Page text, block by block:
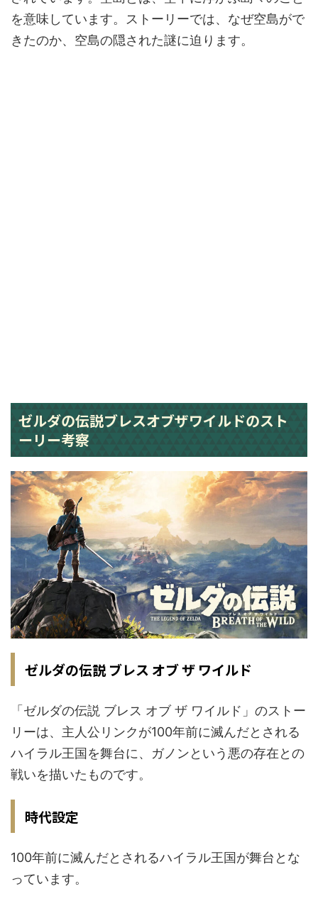
を意味しています。ストーリーでは、なぜ空島がで
きたのか、空島の隠された謎に迫ります。
ゼルダの伝説ブレスオブザワイルドのスト
ーリー考察
ゼルダの伝説 ブレス オブ ザ ワイルド
「ゼルダの伝説 ブレス オブ ザ ワイルド」のストー
リーは、主人公リンクが100年前に滅んだとされる
ハイラル王国を舞台に、ガノンという悪の存在との
戦いを描いたものです。
時代設定
100年前に滅んだとされるハイラル王国が舞台とな
っています。